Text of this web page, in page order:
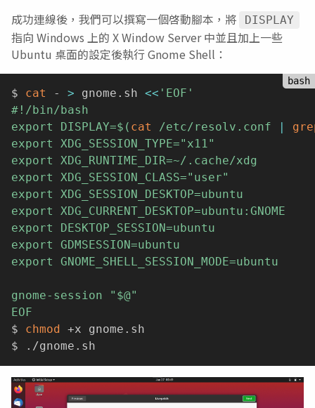
成功連線後，我們可以撰寫一個啓動腳本，將 DISPLAY
指向 Windows 上的 X Window Server 中並且加上一些
Ubuntu 桌面的設定後執行 Gnome Shell：
$ cat - > gnome.sh << 'EOF'
#!/bin/bash
export DISPLAY=$( cat /etc/resolv.conf |
export XDG_SESSION_TYPE="x11"
export XDG_RUNTIME_DIR=~/.cache/xdg
export XDG_SESSION_CLASS="user"
export XDG_SESSION_DESKTOP=ubuntu
export XDG_CURRENT_DESKTOP=ubuntu:GNOME
export DESKTOP_SESSION=ubuntu
export GDMSESSION=ubuntu
export GNOME_SHELL_SESSION_MODE=ubuntu
gnome-session " $@"
EOF
$ chmod +x gnome.sh